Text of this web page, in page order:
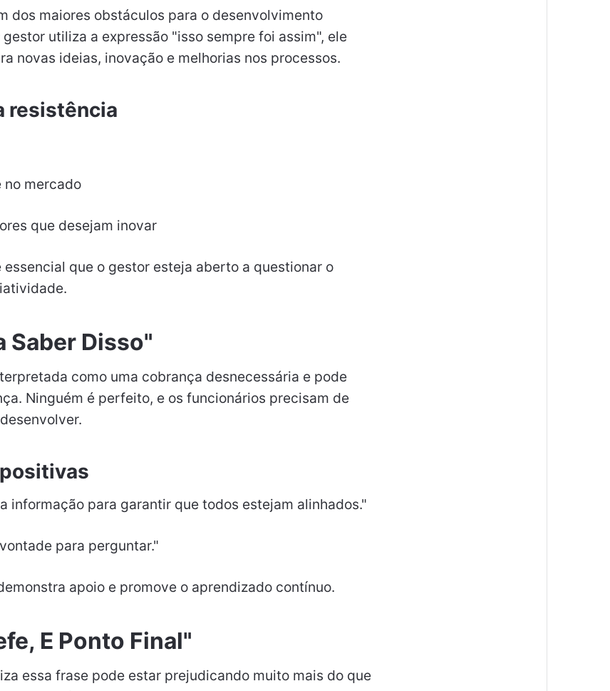
dos maiores obstáculos para o desenvolvimento
utiliza a expressão "isso sempre foi assim", ele
novas ideias, inovação e melhorias nos processos.
resistência
mercado
que desejam inovar
essencial que o gestor esteja aberto a questionar o
Saber Disso"
como uma cobrança desnecessária e pode
Ninguém é perfeito, e os funcionários precisam de
informação para garantir que todos estejam alinhados."
para perguntar."
apoio e promove o aprendizado contínuo.
E Ponto Final"
essa frase pode estar prejudicando muito mais do que